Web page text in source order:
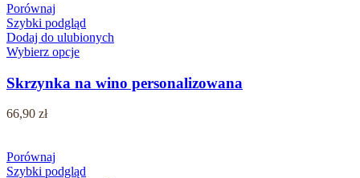
Porównaj
Szybki podgląd
Dodaj do ulubionych
Wybierz opcje
Skrzynka na wino personalizowana
66,90 zł
Porównaj
Szybki podgląd